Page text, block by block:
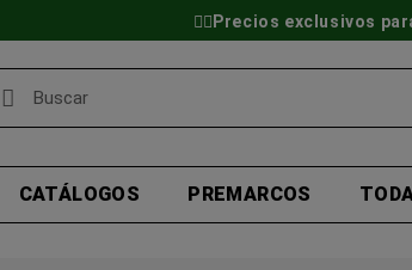
👷‍♂️Precios exclusivos
CATÁLOGOS PREMARCOS